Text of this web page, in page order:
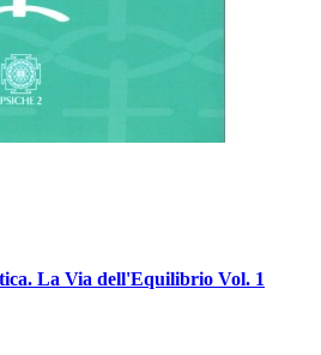
La Via dell'Equilibrio Vol. 1